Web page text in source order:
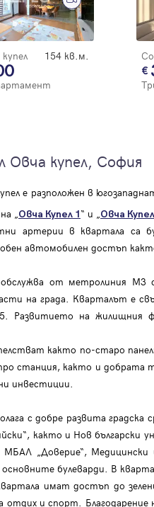
154 кв.м.
Овча купел, София
е разположен в
„
Овча Купел 1“ и „ Овча
артерии в квартала са
автомобилен достъп
от метролиния М3
на града. Кварталът е
Развитието на жилищния
както по-старо
станция, както и добрата
инвестиции.
с добре развита
както и Нов български
„Доверие“,
основните булеварди. В
имат достъп до
отдих и спорт.